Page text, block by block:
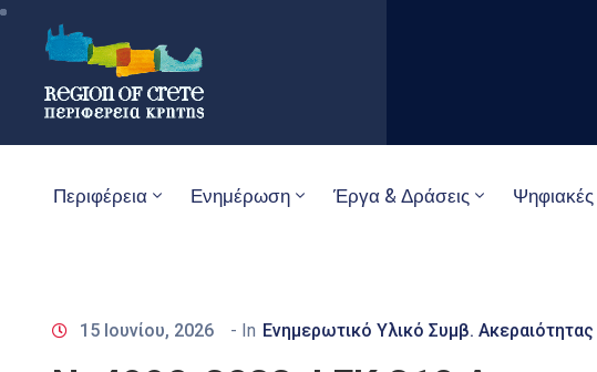
Περιφέρεια Ενημέρωση Έργα & Δράσεις
15 Ιουνίου, 2026 - In Ενημερωτικό Υλικό Συμβ. Ακεραιότητας